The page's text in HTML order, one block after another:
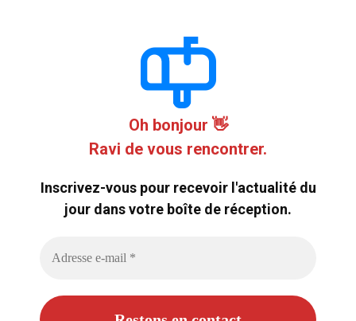
Oh bonjour 👋
Ravi de vous rencontrer.
Inscrivez-vous pour recevoir l'actualité du
jour dans votre boîte de réception.